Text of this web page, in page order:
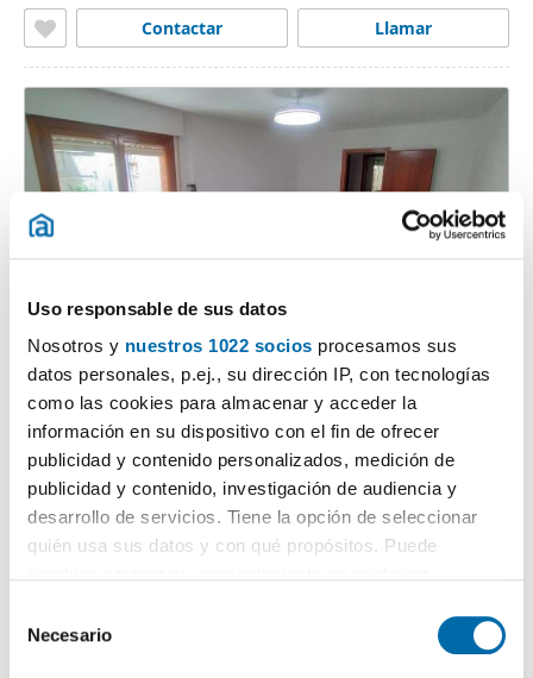
Uso responsable de sus datos
Nosotros y nuestros 1022 socios procesamos sus
datos personales, p.ej., su dirección IP, con tecnologías
como las cookies para almacenar y acceder la
información en su dispositivo con el fin de ofrecer
publicidad y contenido personalizados, medición de
publicidad y contenido, investigación de audiencia y
desarrollo de servicios. Tiene la opción de seleccionar
quién usa sus datos y con qué propósitos. Puede
el Menú de consentimiento.
Necesario
Llamar
Contactar
900€
70m2 3 Hab 1 Baño
Centro, Cuenca
Llamar
Contactar
PREMIUM Máx. 10km